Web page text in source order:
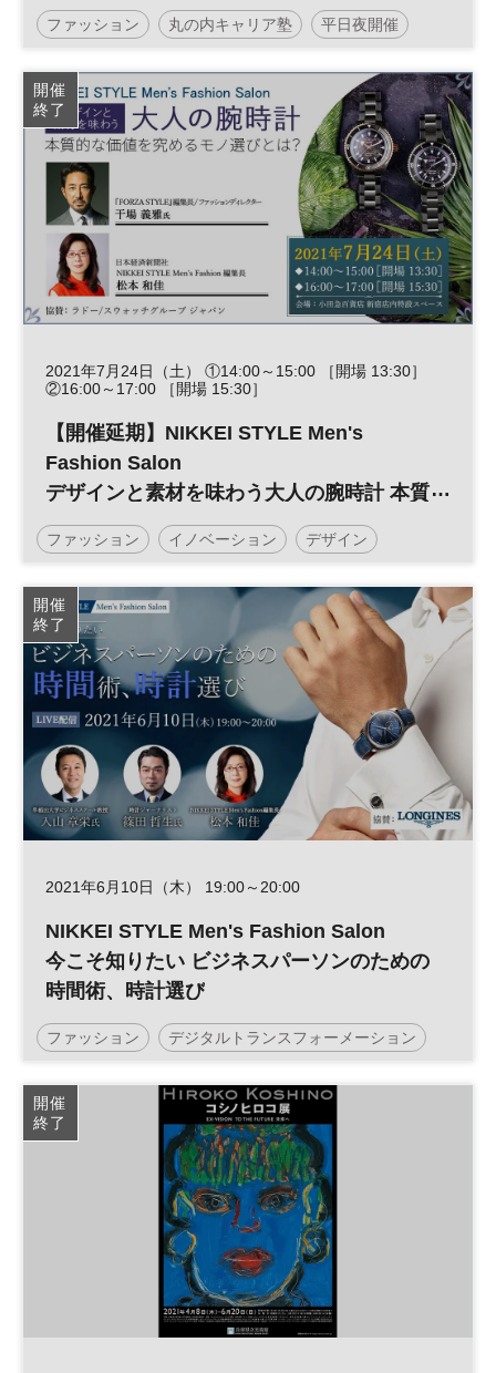
ファッション 丸の内キャリア塾 平日夜開催
開催
終了
2021年7月24日（土） ①14:00～15:00 ［開場 13:30］
②16:00～17:00 ［開場 15:30］
【開催延期】NIKKEI STYLE Men's
Fashion Salon
デザインと素材を味わう大人の腕時計 本質
的な価値を究めるモノ選びとは？
ファッション イノベーション デザイン
NIKKEI STYLE Men’s Fashion
開催
終了
2021年6月10日（木） 19:00～20:00
NIKKEI STYLE Men's Fashion Salon
今こそ知りたい ビジネスパーソンのための
時間術、時計選び
ファッション デジタルトランスフォーメーション
テレワーク NIKKEI STYLE Men’s Fashion
NIKKEI STYLE DX
開催
終了